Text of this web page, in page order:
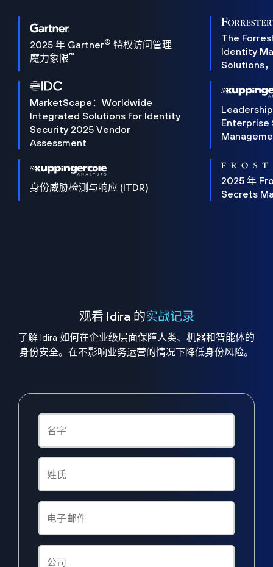
2025 年 Gartner® 特权访问管理
魔力象限™
The
Identity
Solutions
MarketScape：Worldwide
Integrated Solutions for Identity
Security 2025 Vendor
Assessment
Enterprise
身份威胁检测与响应 (ITDR)
2025 年
Secrets
观看 Idira 的实战记录
了解 Idira 如何在企业级层面保障人类、机器和智能体的
身份安全。在不影响业务运营的情况下降低身份风险。